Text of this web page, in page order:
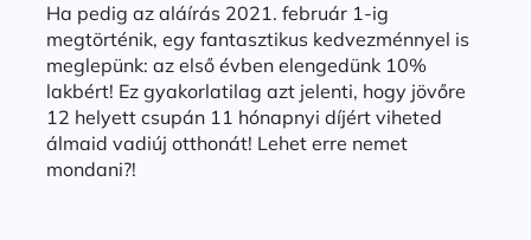
Ha pedig az aláírás 2021. február 1-ig
megtörténik, egy fantasztikus kedvezménnyel is
meglepünk: az első évben elengedünk 10%
lakbért! Ez gyakorlatilag azt jelenti, hogy jövőre
12 helyett csupán 11 hónapnyi díjért viheted
álmaid vadiúj otthonát! Lehet erre nemet
mondani?!